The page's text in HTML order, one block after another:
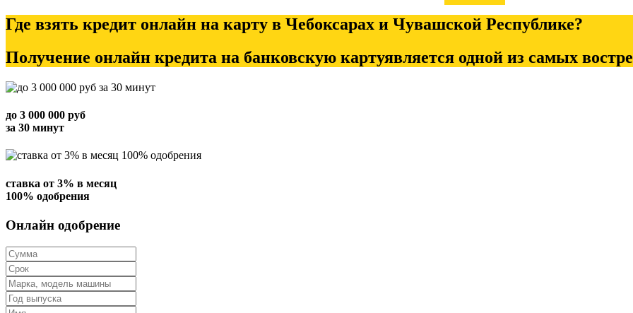
Где взять кредит онлайн на карту в Чебоксарах и Чувашской Республике?
Получение онлайн кредита на банковскую картуявляется одной из самых
до 3 000 000 руб
за 30 минут
ставка от 3% в месяц
100% одобрения
Онлайн одобрение